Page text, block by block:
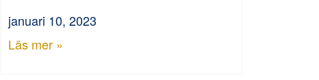
januari 10, 2023
Läs mer »